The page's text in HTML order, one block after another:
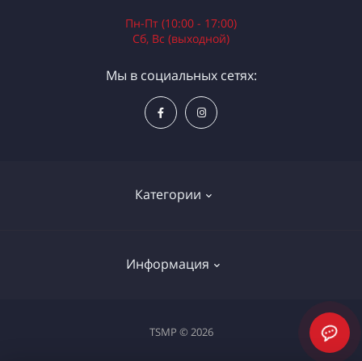
Категории
Электроинструменты
Информация
Доставка и оплата
Пн-Пт (10:00 - 17:00)
Сб, Вс (выходной)
Мы в социальных сетях:
TSMP © 2026